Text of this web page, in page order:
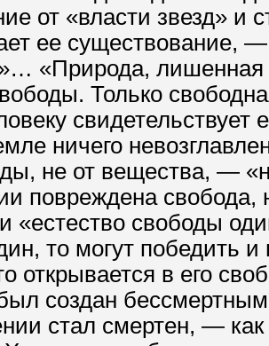
от «власти звезд»
ее существование,
«Природа,
Только
ничего
не от вещества, —
повреждена
свободы
то могут победить
открывается в его
создан
стал смертен, —